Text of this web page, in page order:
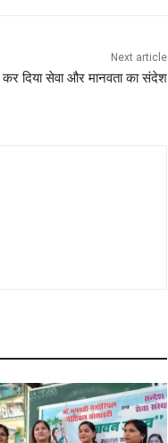
Next article
कर दिया सेवा और मानवता का संदेश